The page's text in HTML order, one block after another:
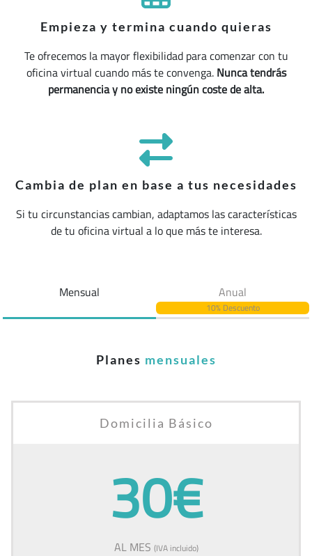
Empieza y termina cuando quieras
Te ofrecemos la mayor flexibilidad para comenzar con tu
oficina virtual cuando más te convenga.Nunca tendrás
permanencia y no existe ningún coste de alta.
Cambia de plan en base a tus necesidades
Si tu circunstancias cambian, adaptamos las características
de tu oficina virtual a lo que más te interesa.
Mensual Anual
10% Descuento
Planes mensuales
Domicilia Básico
30€
AL MES (IVA incluido)